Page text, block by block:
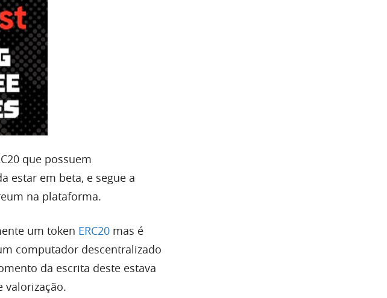
que possuem
estar em beta, e segue a
na plataforma.
um token ERC20 mas é
computador descentralizado
da escrita deste estava
valorização.